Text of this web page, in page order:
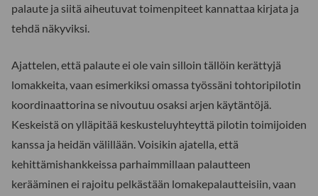
palaute ja siitä aiheutuvat toimenpiteet kannattaa kirjata ja
tehdä näkyviksi.
Ajattelen, että palaute ei ole vain silloin tällöin kerättyjä
lomakkeita, vaan esimerkiksi omassa työssäni tohtoripilotin
koordinaattorina se nivoutuu osaksi arjen käytäntöjä.
Keskeistä on ylläpitää keskusteluyhteyttä pilotin toimijoiden
kanssa ja heidän välillään. Voisikin ajatella, että
kehittämishankkeissa parhaimmillaan palautteen
kerääminen ei rajoitu pelkästään lomakepalautteisiin, vaan